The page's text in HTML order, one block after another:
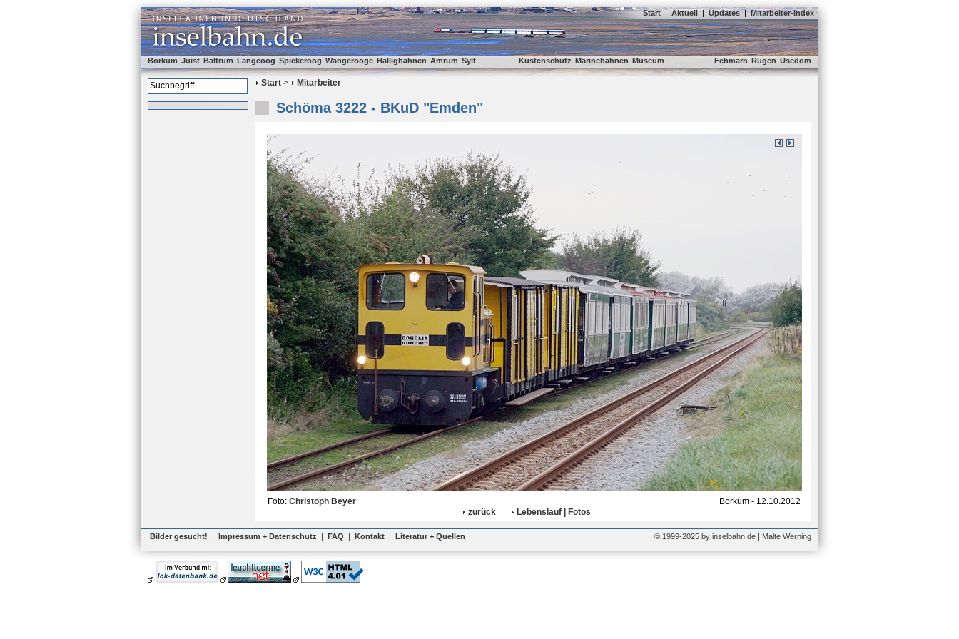
Start | Aktuell | Updates | Mitarbeiter-Index
Borkum Juist Baltrum Langeoog Spiekeroog Wangerooge Halligbahnen Amrum Sylt Küstenschutz Marinebahnen Museum Fehmarn Rügen Usedom
Start > Mitarbeiter
Schöma 3222 - BKuD "Emden"
Foto: Christoph Beyer
Borkum - 12.10.2012
zurück
Lebenslauf | Fotos
Bilder gesucht! | Impressum + Datenschutz | FAQ | Kontakt | Literatur + Quellen © 1999-2025 by inselbahn.de | Malte Werning